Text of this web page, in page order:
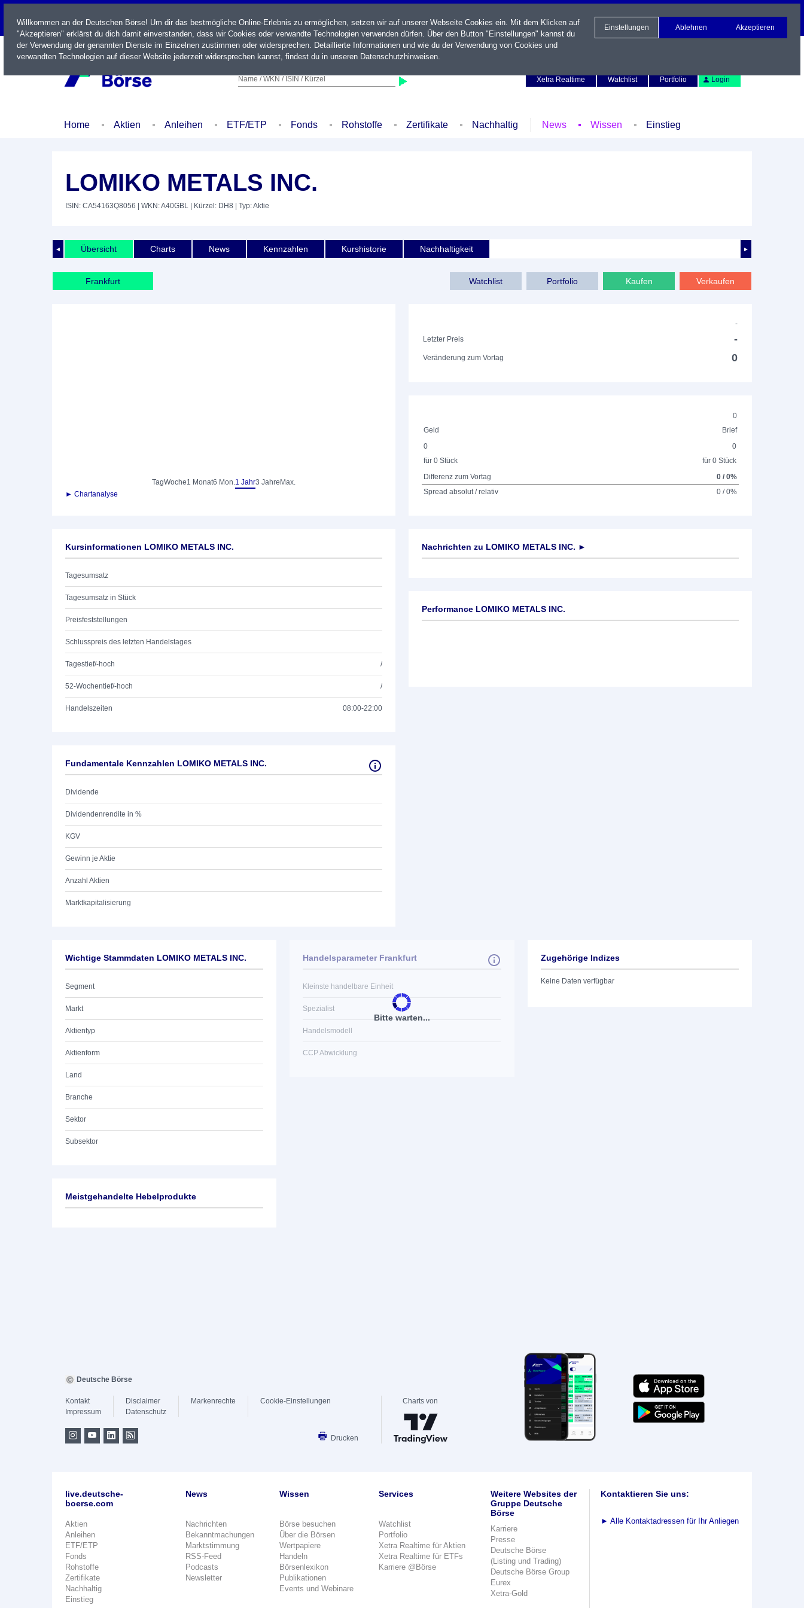
LIVE
Name / WKN / ISIN / Kürzel
Xetra Realtime
Watchlist Portfolio Login
Home Aktien Anleihen ETF/ETP Fonds Rohstoffe Zertifikate Nachhaltig News Wissen Einstieg
LOMIKO METALS INC.
ISIN: CA54163Q8056 | WKN: A40GBL | Kürzel: DH8 | Typ: Aktie
◄ ►
Übersicht Charts News Kennzahlen Kurshistorie Nachhaltigkeit
Frankfurt Watchlist Portfolio Kaufen Verkaufen
TagWoche1 Monat6 Mon.1 Jahr3 Jahre Max.
► Chartanalyse
-
Letzter Preis
-
Veränderung zum Vortag 0
0
Geld
Brief
0
für 0 Stück
0
für 0 Stück
Differenz zum Vortag
0 / 0%
Spread absolut / relativ
0 / 0%
Kursinformationen LOMIKO METALS INC.
Tagesumsatz
Tagesumsatz in Stück
Preisfeststellungen
Schlusspreis des letzten Handelstages
Tagestief/-hoch /
52-Wochentief/-hoch /
Handelszeiten 08:00-22:00
Fundamentale Kennzahlen LOMIKO METALS INC.
Dividende
Dividendenrendite in %
KGV
Gewinn je Aktie
Anzahl Aktien
Marktkapitalisierung
Nachrichten zu LOMIKO METALS INC. ►
Performance LOMIKO METALS INC.
Wichtige Stammdaten LOMIKO METALS INC.
Segment
Markt
Aktientyp
Aktienform
Land
Branche
Sektor
Subsektor
Bitte warten...
Handelsparameter Frankfurt
Kleinste handelbare Einheit
Spezialist
Handelsmodell
CCP Abwicklung
Zugehörige Indizes
Keine Daten verfügbar
Meistgehandelte Hebelprodukte
Willkommen an der Deutschen Börse! Um dir das bestmögliche Online-Erlebnis zu ermöglichen, setzen wir auf unserer Webseite Cookies ein. Mit dem Klicken auf
"Akzeptieren" erklärst du dich damit einverstanden, dass wir Cookies oder verwandte Technologien verwenden dürfen. Über den Button "Einstellungen" kannst du
der Verwendung der genannten Dienste im Einzelnen zustimmen oder widersprechen. Detaillierte Informationen und wie du der Verwendung von Cookies und
verwandten Technologien auf dieser Website jederzeit widersprechen kannst, findest du in unseren Datenschutzhinweisen.
Einstellungen Ablehnen Akzeptieren
Deutsche Börse
Kontakt
Impressum
Disclaimer
Datenschutz
Markenrechte Cookie-Einstellungen
Drucken
Charts von
live.deutsche-
boerse.com
Aktien
Anleihen
ETF/ETP
Fonds
Rohstoffe
Zertifikate
Nachhaltig
Einstieg
News
Nachrichten
Bekanntmachungen
Marktstimmung
RSS-Feed
Podcasts
Newsletter
Wissen
Börse besuchen
Über die Börsen
Wertpapiere
Handeln
Börsenlexikon
Publikationen
Events und Webinare
Services
Watchlist
Portfolio
Xetra Realtime für Aktien
Xetra Realtime für ETFs
Karriere @Börse
Weitere Websites der
Gruppe Deutsche
Börse
Karriere
Presse
Deutsche Börse
(Listing und Trading)
Deutsche Börse Group
Eurex
Xetra-Gold
Kontaktieren Sie uns:
► Alle Kontaktadressen für Ihr Anliegen